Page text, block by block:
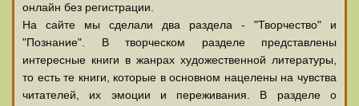
онлайн без регистрации.
На сайте мы сделали два раздела - "Творчество" и
"Познание". В творческом разделе представлены
интересные книги в жанрах художественной литературы,
то есть те книги, которые в основном нацелены на чувства
читателей, их эмоции и переживания. В разделе о